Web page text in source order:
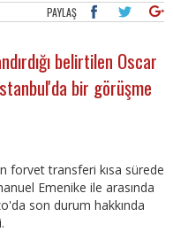
PAYLAŞ
belirtilen Oscar
bir görüşme
forvet transferi kısa sürede
Emenike ile arasında
son durum hakkında